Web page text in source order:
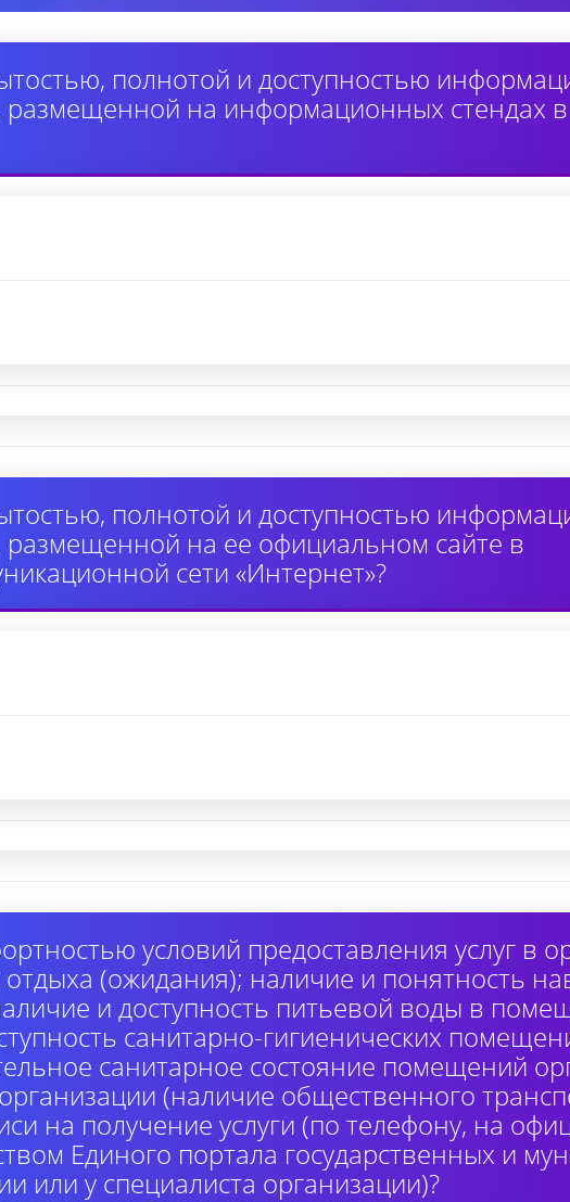
полнотой и доступностью
размещенной на информационных стендах
полнотой и доступностью
размещенной на ее официальном сайте в
сети «Интернет»?
условий предоставления услуг в
(ожидания); наличие и понятность
и доступность питьевой воды в
санитарно-гигиенических
санитарное состояние помещений
(наличие общественного
на получение услуги (по телефону, на
Единого портала государственных и
или у специалиста организации)?